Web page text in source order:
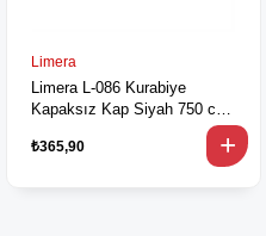
Limera
Limera L-086 Kurabiye
Kapaksız Kap Siyah 750 cc
₺365,90